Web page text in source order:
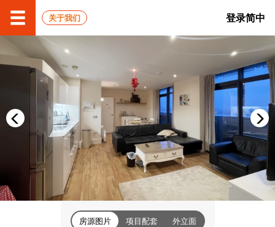
关于我们 登录简中
房源图片 项目配套 外立面